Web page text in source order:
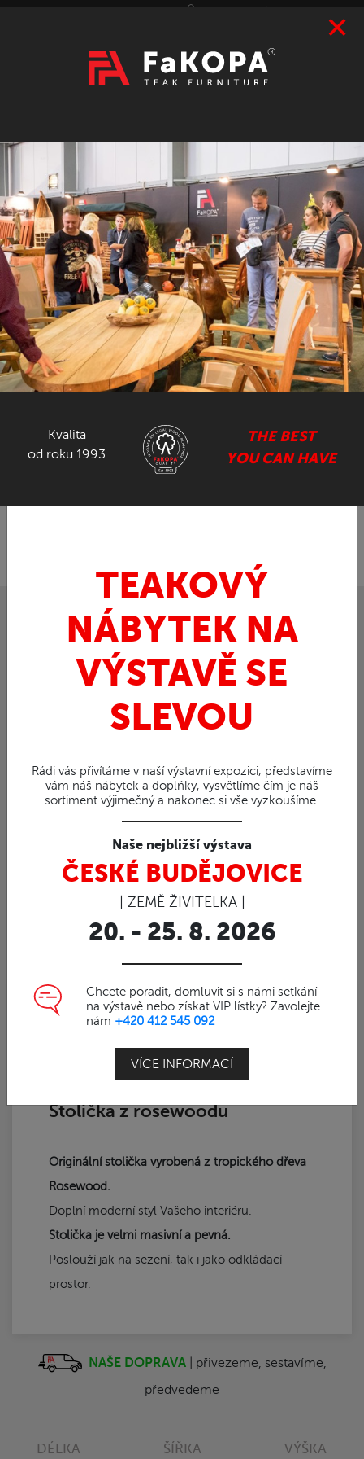
×
Kvalita
od roku 1993
THE BEST
YOU CAN HAVE
TEAKOVÝ
NÁBYTEK NA
VÝSTAVĚ SE
SLEVOU
Rádi vás přivítáme v naší výstavní expozici, představíme
vám náš nábytek a doplňky, vysvětlíme čím je náš
sortiment výjimečný a nakonec si vše vyzkoušíme.
Naše nejbližší výstava
ČESKÉ BUDĚJOVICE
| ZEMĚ ŽIVITELKA |
20. - 25. 8. 2026
Chcete poradit, domluvit si s námi setkání
na výstavě nebo získat VIP lístky? Zavolejte
nám +420 412 545 092
VÍCE INFORMACÍ
VÝSTAVY 2026
prázdný
CZK EUR
TEAK
ART / DOPLŇKY
RATAN
NÁBYTEK ZE SUARU
GASTRO NÁBYTEK
98%
ROSE - originální stolička
z roserwoodu
Stolička z rosewoodu
Originální stolička vyrobená z tropického dřeva
Rosewood.
Doplní moderní styl Vašeho interiéru.
Stolička je velmi masivní a pevná.
Poslouží jak na sezení, tak i jako odkládací
prostor.
NAŠE DOPRAVA| přivezeme, sestavíme,
předvedeme
DÉLKA ŠÍŘKA VÝŠKA